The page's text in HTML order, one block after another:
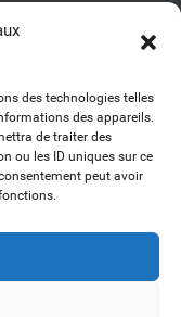
des technologies telles
des appareils.
de traiter des
ou les ID uniques sur ce
peut avoir
!